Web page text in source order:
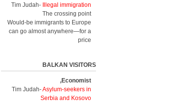
Tim Judah-
Illegal immigration
The crossing point
Would-be immigrants to Europe
can go almost anywhere—for a
price
BALKAN VISITORS
Economist,
Tim Judah-Asylum-seekers in
Serbia and Kosovo